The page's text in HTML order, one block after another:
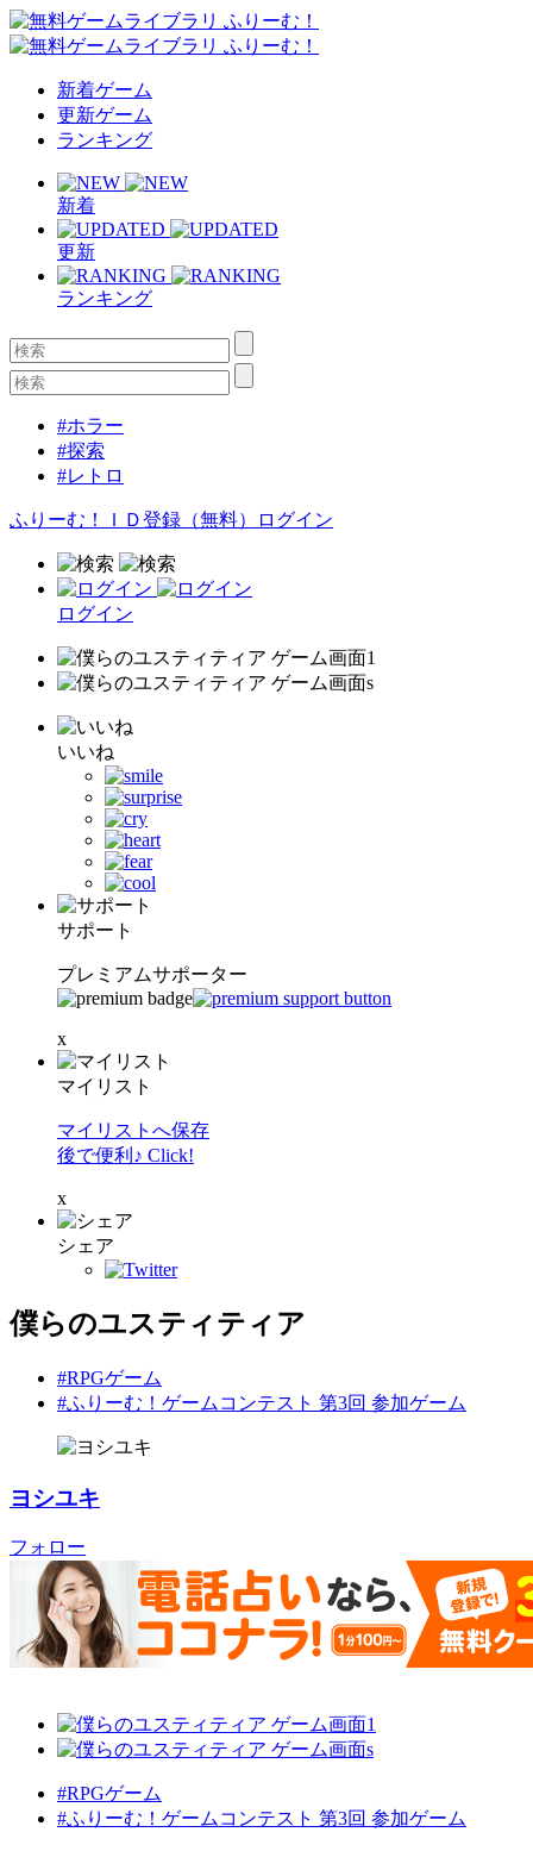
新着ゲーム
更新ゲーム
ランキング
新着
更新
ランキング
#ホラー
#探索
#レトロ
ふりーむ！ＩＤ登録（無料） ログイン
ログイン
いいね
サポート
プレミアムサポーター
x
マイリスト
マイリストへ保存
後で便利♪ Click!
x
シェア
僕らのユスティティア
#RPGゲーム
#ふりーむ！ゲームコンテスト 第3回 参加ゲーム
ヨシユキ
フォロー
#RPGゲーム
#ふりーむ！ゲームコンテスト 第3回 参加ゲーム